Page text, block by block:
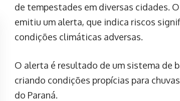
de tempestades em diversas cidades.
emitiu um alerta, que indica riscos
condições climáticas adversas.
O alerta é resultado de um sistema de
criando condições propícias para
do Paraná.